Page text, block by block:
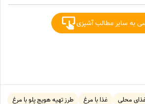
به سایر مطالب آشپزی
محلی غذا با مرغ طرز تهیه هویج پلو با مرغ